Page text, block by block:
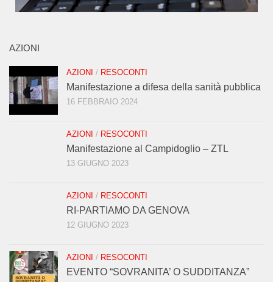
AZIONI
AZIONI / RESOCONTI
Manifestazione a difesa della sanità pubblica
16 FEBBRAIO 2024
AZIONI / RESOCONTI
Manifestazione al Campidoglio – ZTL
13 GIUGNO 2023
AZIONI / RESOCONTI
RI-PARTIAMO DA GENOVA
12 GIUGNO 2023
AZIONI / RESOCONTI
EVENTO “SOVRANITA’ O SUDDITANZA”